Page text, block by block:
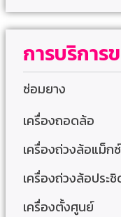
การบริการ
ซ่อมยาง
เครื่องถอดล้อ
เครื่องถ่วงล้อแม็กซ์
เครื่องถ่วงล้อประ
เครื่องตั้งศูนย์